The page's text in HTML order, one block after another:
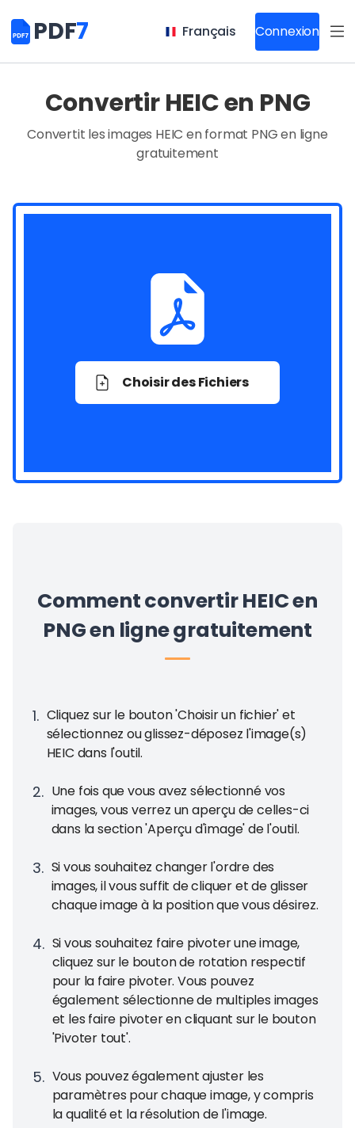
PDF7 Français Connexion
Convertir HEIC en PNG
Convertit les images HEIC en format PNG en ligne
gratuitement
Choisir des Fichiers
Comment convertir HEIC en
PNG en ligne gratuitement
1. Cliquez sur le bouton 'Choisir un fichier' et
sélectionnez ou glissez-déposez l'image(s)
HEIC dans l'outil.
2. Une fois que vous avez sélectionné vos
images, vous verrez un aperçu de celles-ci
dans la section 'Aperçu d'image' de l'outil.
3. Si vous souhaitez changer l'ordre des
images, il vous suffit de cliquer et de glisser
chaque image à la position que vous désirez.
4. Si vous souhaitez faire pivoter une image,
cliquez sur le bouton de rotation respectif
pour la faire pivoter. Vous pouvez
également sélectionne de multiples images
et les faire pivoter en cliquant sur le bouton
'Pivoter tout'.
5. Vous pouvez également ajuster les
paramètres pour chaque image, y compris
la qualité et la résolution de l'image.